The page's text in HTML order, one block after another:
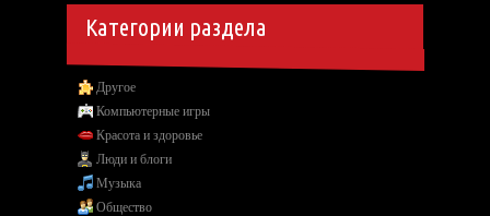
Категории раздела
Другое
Компьютерные игры
Красота и здоровье
Люди и блоги
Музыка
Общество